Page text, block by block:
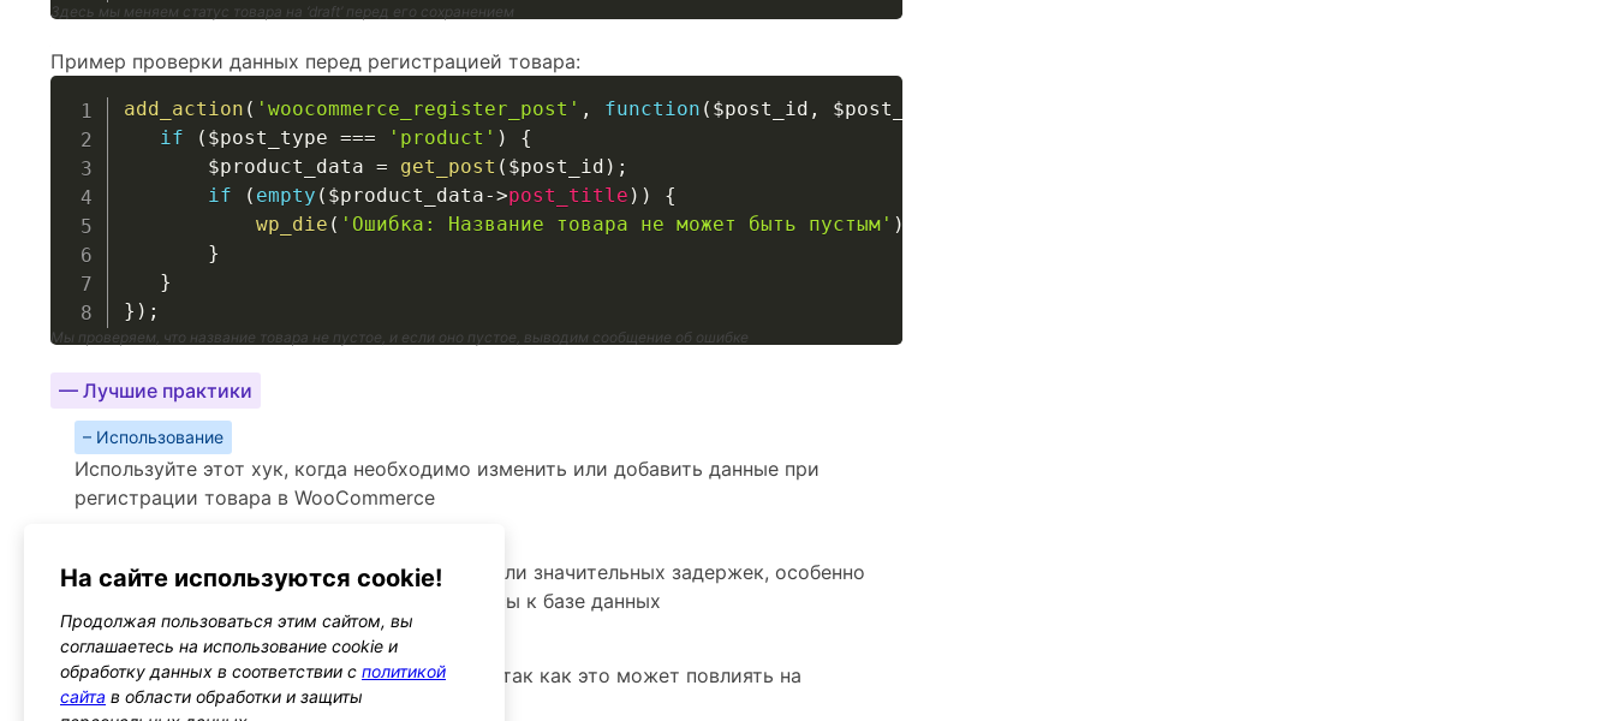
Здесь мы меняем статус товара на ‘draft’ перед его сохранением
Пример проверки данных перед регистрацией товара:
add_action ( 'woocommerce_register_post' , function ( $post_id , $post_type
if
( $post_type === 'product' )
{
$product_data = get_post ( $post_id ) ;
if
( empty ( $product_data->post_title ) )
{
wp_die ( 'Ошибка: Название товара не может быть пустым' )
}
}
} ) ;
Мы проверяем, что название товара не пустое, и если оно пустое, выводим сообщение об ошибке
— Лучшие практики
– Использование
Используйте этот хук, когда необходимо изменить или добавить данные при
регистрации товара в WooCommerce
Следите за тем, чтобы изменения не вызывали значительных задержек, особенно
если вы выполняете дополнительные запросы к базе данных
– Предупреждения
Осторожно с изменениями статуса товара, так как это может повлиять на
дальнейшую обработку товаров
На сайте используются cookie!
Продолжая пользоваться этим сайтом, вы
соглашаетесь на использование cookie и
обработку данных в соответствии с политикой
сайта в области обработки и защиты